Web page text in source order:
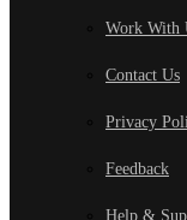
Work With
Contact Us
Privacy
Feedback
Help &